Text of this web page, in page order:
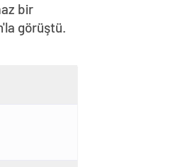
bir
görüştü.